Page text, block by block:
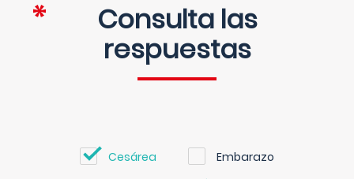
Consulta las
respuestas
Cesárea Embarazo